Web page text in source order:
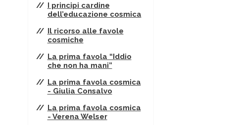
I principi cardine
dell’educazione cosmica
Il ricorso alle favole
cosmiche
La prima favola “Iddio
che non ha mani”
La prima favola cosmica
- Giulia Consalvo
La prima favola cosmica
- Verena Welser